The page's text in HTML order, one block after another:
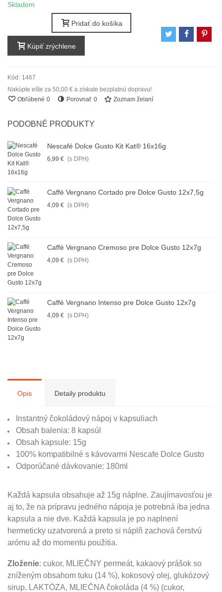
Skladom
Pridať do košíka
Kúpiť zrýchlene
Kód: 1467
Nakúpte ešte za 50,00 € a získate bezplatnú dopravu!
Obľúbené 0 Porovnať 0 Zoznam želaní
PODOBNÉ PRODUKTY
Nescafé Dolce Gusto Kit Kat® 16x16g
6,99 € (s DPH)
Caffé Vergnano Cortado pre Dolce Gusto 12x7,5g
4,09 € (s DPH)
Caffé Vergnano Cremoso pre Dolce Gusto 12x7g
4,09 € (s DPH)
Caffé Vergnano Intenso pre Dolce Gusto 12x7g
4,09 € (s DPH)
Opis Detaily produktu
Instantný čokoládový nápoj v kapsuliach
Obsah balenia: 8 kapsúl
Obsah kapsule: 15g
100% kompatibilné s kávovarmi Nescafe Dolce Gusto
Odporúčané dávkovanie: 180ml
Každá kapsula obsahuje až 15g náplne. Zaujímavosťou je
aj to, že na prípravu jedného nápoja je potrebná iba jedna
kapsula a nie dve. Každá kapsula je po naplnení
hermeticky uzatvorená a preto si náplň zachová čerstvú
arómu až do momentu použitia.
Zloženie: cukor, MLIEČNY permeát, kakaový prášok so
zníženým obsahom tuku (14 %), kokosový olej, glukózový
sirup, LAKTÓZA, MLIEČNA čokoláda (4 %) (cukor,